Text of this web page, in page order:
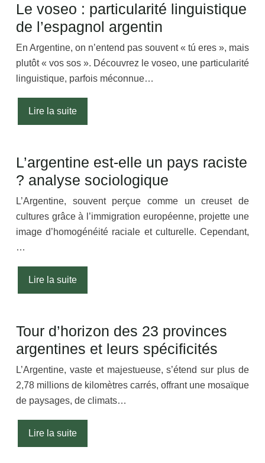
Le voseo : particularité linguistique
de l’espagnol argentin
En Argentine, on n’entend pas souvent « tú eres », mais
plutôt « vos sos ». Découvrez le voseo, une particularité
linguistique, parfois méconnue…
Lire la suite
L’argentine est-elle un pays raciste
? analyse sociologique
L’Argentine, souvent perçue comme un creuset de
cultures grâce à l’immigration européenne, projette une
image d’homogénéité raciale et culturelle. Cependant,
…
Lire la suite
Tour d’horizon des 23 provinces
argentines et leurs spécificités
L’Argentine, vaste et majestueuse, s’étend sur plus de
2,78 millions de kilomètres carrés, offrant une mosaïque
de paysages, de climats…
Lire la suite